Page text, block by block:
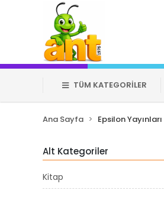
TÜM KATEGORİLER
Ana Sayfa Epsilon Yayınları
Alt Kategoriler
Kitap